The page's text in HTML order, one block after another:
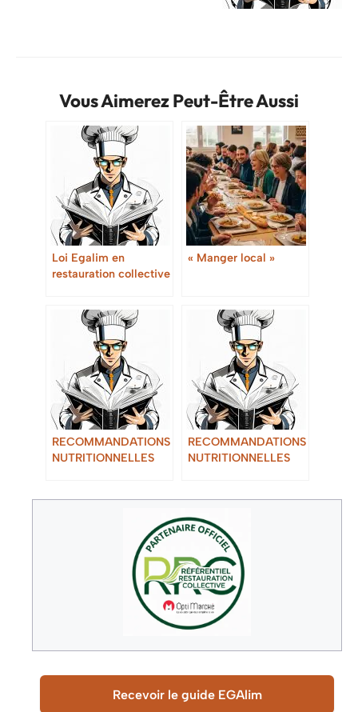
Vous Aimerez Peut-Être Aussi
Loi Egalim en
restauration collective
« Manger local »
RECOMMANDATIONS
NUTRITIONNELLES
RECOMMANDATIONS
NUTRITIONNELLES
Recevoir le guide EGAlim